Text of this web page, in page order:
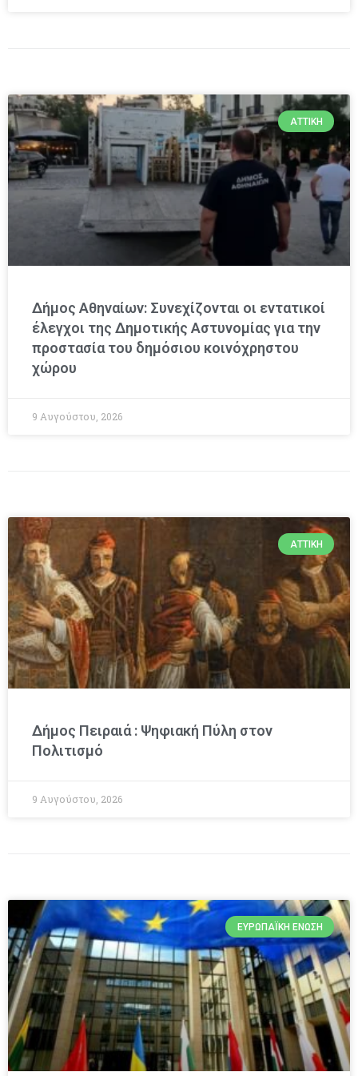
ΑΤΤΙΚΉ
Δήμος Αθηναίων: Συνεχίζονται οι εντατικοί
έλεγχοι της Δημοτικής Αστυνομίας για την
προστασία του δημόσιου κοινόχρηστου
χώρου
9 Αυγούστου, 2026
ΑΤΤΙΚΉ
Δήμος Πειραιά : Ψηφιακή Πύλη στον
Πολιτισμό
9 Αυγούστου, 2026
ΕΥΡΩΠΑΪΚΉ ΈΝΩΣΗ